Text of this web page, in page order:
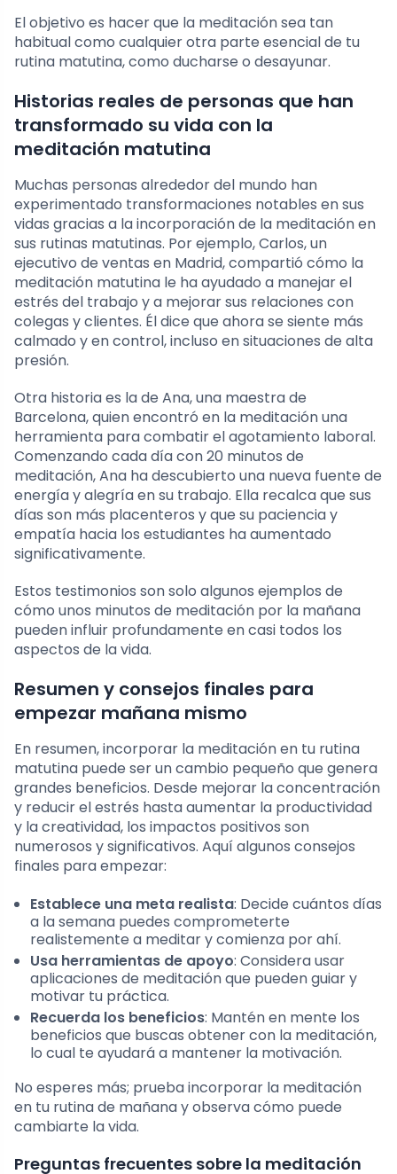
El objetivo es hacer que la meditación sea tan
habitual como cualquier otra parte esencial de tu
rutina matutina, como ducharse o desayunar.
Historias reales de personas que han
transformado su vida con la
meditación matutina
Muchas personas alrededor del mundo han
experimentado transformaciones notables en sus
vidas gracias a la incorporación de la meditación en
sus rutinas matutinas. Por ejemplo, Carlos, un
ejecutivo de ventas en Madrid, compartió cómo la
meditación matutina le ha ayudado a manejar el
estrés del trabajo y a mejorar sus relaciones con
colegas y clientes. Él dice que ahora se siente más
calmado y en control, incluso en situaciones de alta
presión.
Otra historia es la de Ana, una maestra de
Barcelona, quien encontró en la meditación una
herramienta para combatir el agotamiento laboral.
Comenzando cada día con 20 minutos de
meditación, Ana ha descubierto una nueva fuente de
energía y alegría en su trabajo. Ella recalca que sus
días son más placenteros y que su paciencia y
empatía hacia los estudiantes ha aumentado
significativamente.
Estos testimonios son solo algunos ejemplos de
cómo unos minutos de meditación por la mañana
pueden influir profundamente en casi todos los
aspectos de la vida.
Resumen y consejos finales para
empezar mañana mismo
En resumen, incorporar la meditación en tu rutina
matutina puede ser un cambio pequeño que genera
grandes beneficios. Desde mejorar la concentración
y reducir el estrés hasta aumentar la productividad
y la creatividad, los impactos positivos son
numerosos y significativos. Aquí algunos consejos
finales para empezar:
Establece una meta realista: Decide cuántos días
a la semana puedes comprometerte
realistemente a meditar y comienza por ahí.
Usa herramientas de apoyo: Considera usar
aplicaciones de meditación que pueden guiar y
motivar tu práctica.
Recuerda los beneficios: Mantén en mente los
beneficios que buscas obtener con la meditación,
lo cual te ayudará a mantener la motivación.
No esperes más; prueba incorporar la meditación
en tu rutina de mañana y observa cómo puede
cambiarte la vida.
Preguntas frecuentes sobre la meditación